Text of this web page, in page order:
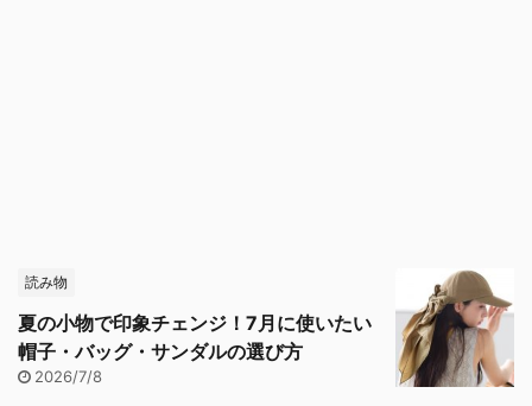
読み物
夏の小物で印象チェンジ！7月に使いたい
帽子・バッグ・サンダルの選び方
2026/7/8